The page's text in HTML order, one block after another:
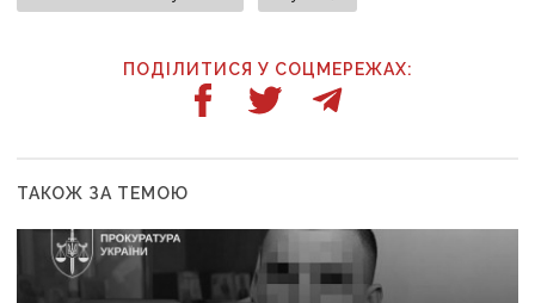
ПОДІЛИТИСЯ У СОЦМЕРЕЖАХ:
ТАКОЖ ЗА ТЕМОЮ